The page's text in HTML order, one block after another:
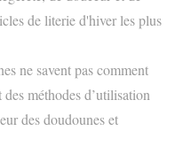
de literie d'hiver les plus
ne savent pas comment
méthodes d’utilisation
des doudounes et